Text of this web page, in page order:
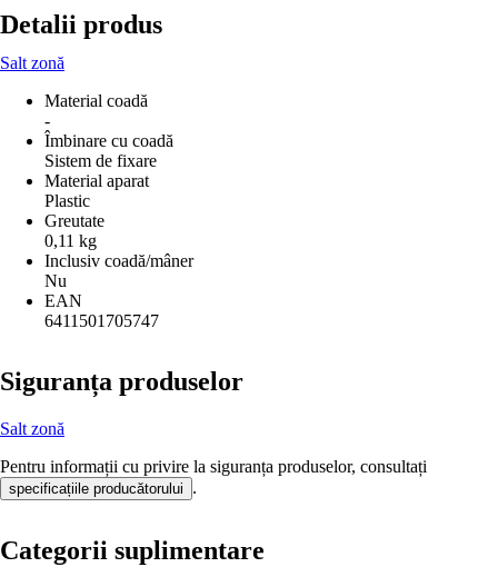
Detalii produs
Salt zonă
Material coadă
-
Îmbinare cu coadă
Sistem de fixare
Material aparat
Plastic
Greutate
0,11 kg
Inclusiv coadă/mâner
Nu
EAN
6411501705747
Siguranța produselor
Salt zonă
Pentru informații cu privire la siguranța produselor, consultați
specificațiile producătorului .
Categorii suplimentare